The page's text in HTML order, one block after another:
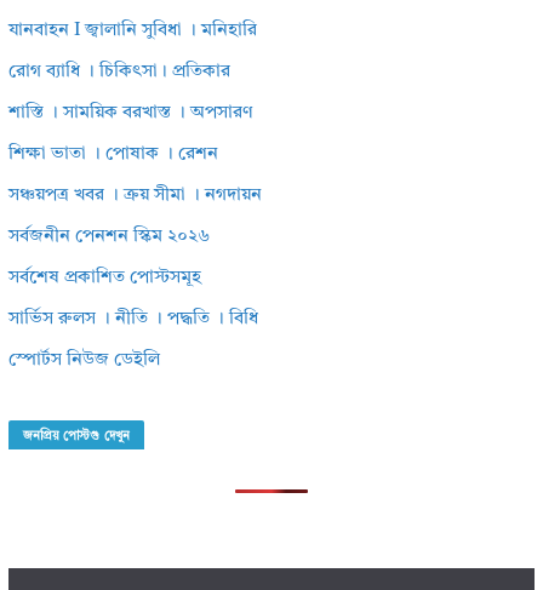
যানবাহন I জ্বালানি সুবিধা । মনিহারি
রোগ ব্যাধি । চিকিৎসা। প্রতিকার
শাস্তি । সাময়িক বরখাস্ত । অপসারণ
শিক্ষা ভাতা । পোষাক । রেশন
সঞ্চয়পত্র খবর । ক্রয় সীমা । নগদায়ন
সর্বজনীন পেনশন স্কিম ২০২৬
সর্বশেষ প্রকাশিত পোস্টসমূহ
সার্ভিস রুলস । নীতি । পদ্ধতি । বিধি
স্পোর্টস নিউজ ডেইলি
জনপ্রিয় পোস্টগু দেখুন